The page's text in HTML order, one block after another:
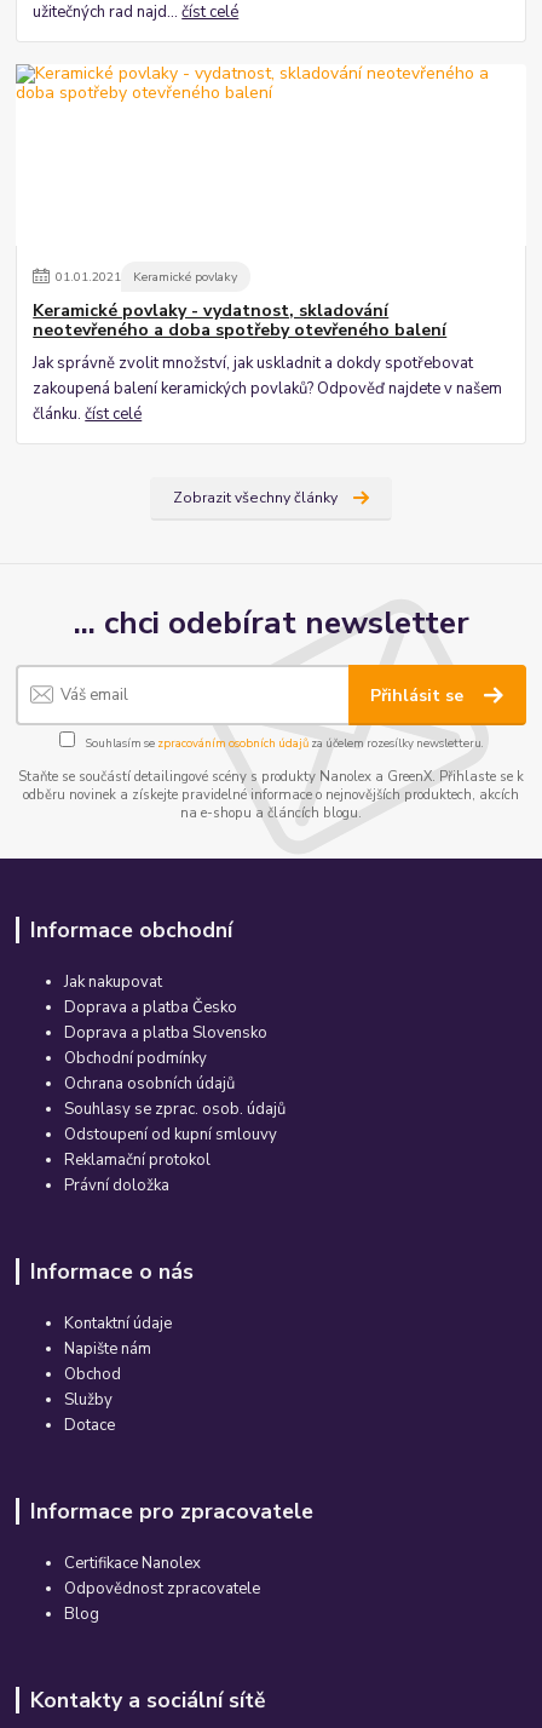
užitečných rad najd...číst celé
01.01.2021 Keramické povlaky
Keramické povlaky - vydatnost, skladování
neotevřeného a doba spotřeby otevřeného balení
Jak správně zvolit množství, jak uskladnit a dokdy spotřebovat
zakoupená balení keramických povlaků? Odpověď najdete v našem
článku.číst celé
Zobrazit všechny články
... chci odebírat newsletter
Přihlásit se
Souhlasím se zpracováním osobních údajůza účelem rozesílky newsletteru.
Staňte se součástí detailingové scény s produkty Nanolex a GreenX. Přihlaste se k
odběru novinek a získejte pravidelné informace o nejnovějších produktech, akcích
na e-shopu a článcích blogu.
Informace obchodní
Jak nakupovat
Doprava a platba Česko
Doprava a platba Slovensko
Obchodní podmínky
Ochrana osobních údajů
Souhlasy se zprac. osob. údajů
Odstoupení od kupní smlouvy
Reklamační protokol
Právní doložka
Informace o nás
Kontaktní údaje
Napište nám
Obchod
Služby
Dotace
Informace pro zpracovatele
Certifikace Nanolex
Odpovědnost zpracovatele
Blog
Kontakty a sociální sítě